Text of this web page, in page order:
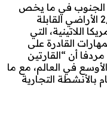
الجنوب في ما يخص
إنتاج الغذاء، “حيث إن أكثر من ثلثي 2/3 الأراضي القابلة
اللاتينية، التي
القادرة على
أن “القارتين
في العالم، مع ما
بالأنشطة التجارية